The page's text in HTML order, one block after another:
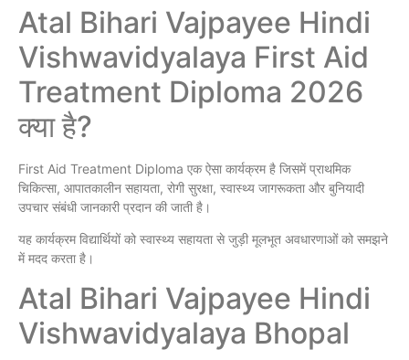
Atal Bihari Vajpayee Hindi
Vishwavidyalaya First Aid
Treatment Diploma 2026
क्या है?
First Aid Treatment Diploma एक ऐसा कार्यक्रम है जिसमें प्राथमिक
चिकित्सा, आपातकालीन सहायता, रोगी सुरक्षा, स्वास्थ्य जागरूकता और बुनियादी
उपचार संबंधी जानकारी प्रदान की जाती है।
यह कार्यक्रम विद्यार्थियों को स्वास्थ्य सहायता से जुड़ी मूलभूत अवधारणाओं को समझने
में मदद करता है।
Atal Bihari Vajpayee Hindi
Vishwavidyalaya Bhopal